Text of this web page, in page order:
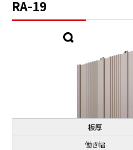
RA-19
板厚
働き幅